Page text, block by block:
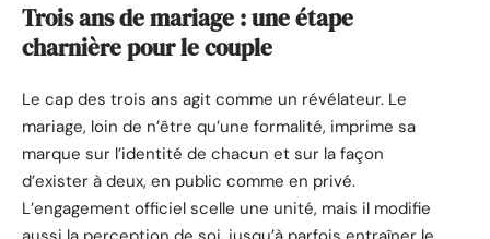
Trois ans de mariage : une étape
charnière pour le couple
Le cap des trois ans agit comme un révélateur. Le
mariage, loin de n’être qu’une formalité, imprime sa
marque sur l’identité de chacun et sur la façon
d’exister à deux, en public comme en privé.
L’engagement officiel scelle une unité, mais il modifie